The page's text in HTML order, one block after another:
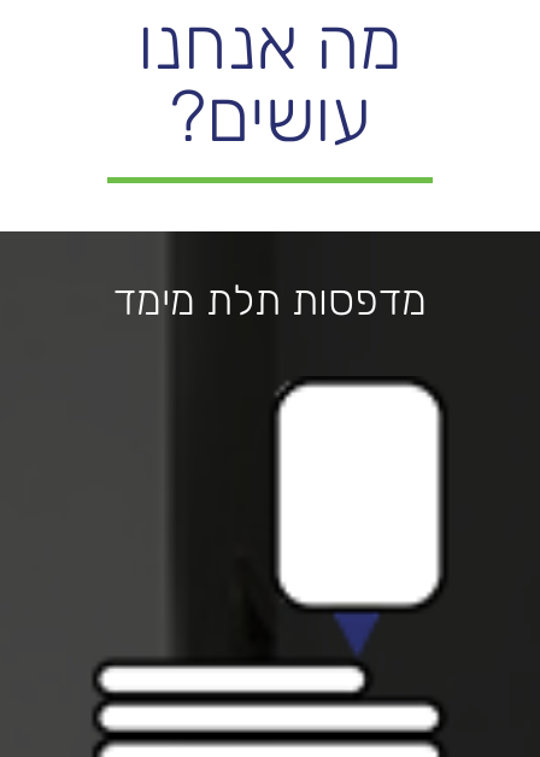
מה אנחנו
עושים?
מדפסות תלת מימד